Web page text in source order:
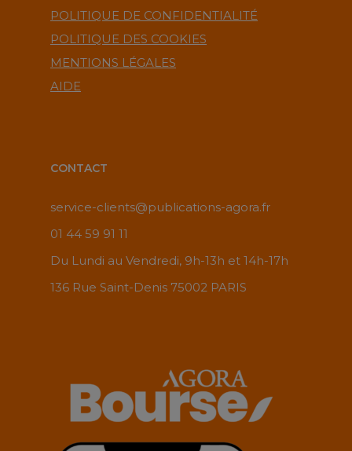
POLITIQUE DE CONFIDENTIALITÉ
POLITIQUE DES COOKIES
MENTIONS LÉGALES
AIDE
CONTACT
service-clients@publications-agora.fr
01 44 59 91 11
Du Lundi au Vendredi, 9h-13h et 14h-17h
136 Rue Saint-Denis 75002 PARIS